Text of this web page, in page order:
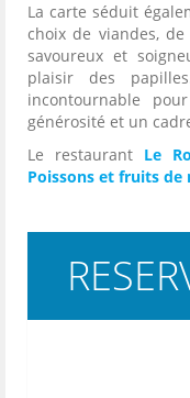
La carte séduit
choix de viandes,
savoureux et
plaisir des
incontournable
générosité et un
Le restaurant Le
Poissons et fruits de